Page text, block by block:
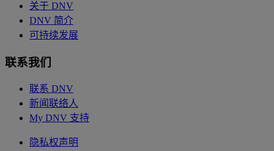
关于 DNV
DNV 简介
可持续发展
联系我们
联系 DNV
新闻联络人
My DNV 支持
隐私权声明